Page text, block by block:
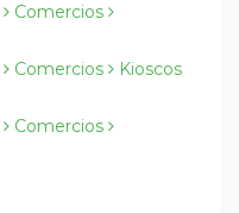
Comercios
Comercios
Kioscos
Comercios